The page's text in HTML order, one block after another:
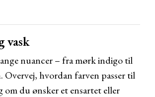
vask
nuancer – fra mørk indigo til
Overvej, hvordan farven passer til
du ønsker et ensartet eller